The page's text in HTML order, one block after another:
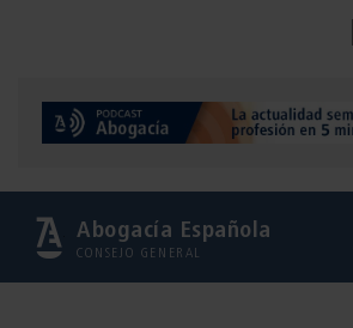
Abogacía Española
CONSEJO GENERAL